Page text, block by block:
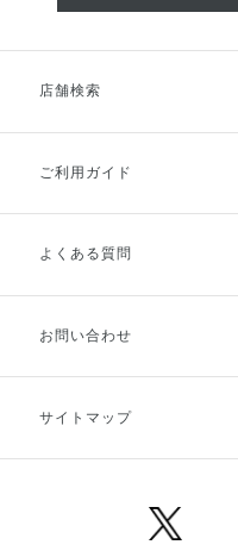
店舗検索
ご利用ガイド
ご利用ガイドトップ
お支払方法
キャンセル・返品・交換
よくある質問
お問い合わせ
サイトマップ